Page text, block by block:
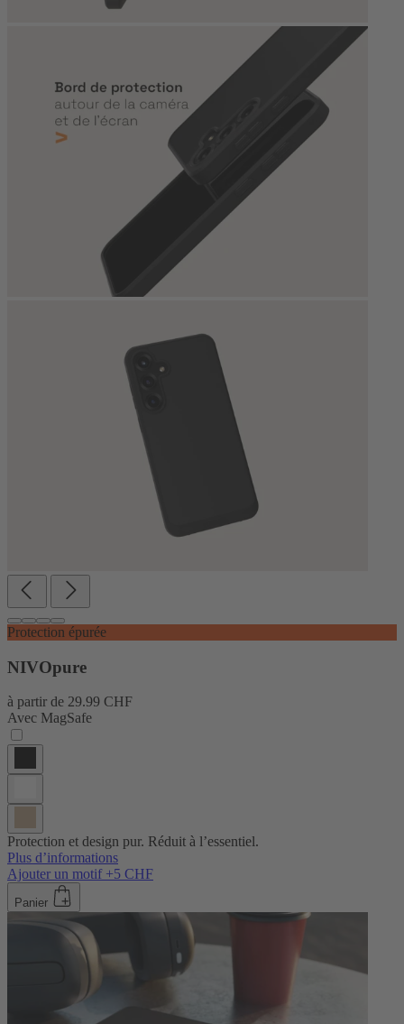
Protection épurée
NIVOpure
à partir de 29.99 CHF
Avec MagSafe
Protection et design pur. Réduit à l’essentiel.
Plus d’informations
Ajouter un motif +5 CHF
Panier